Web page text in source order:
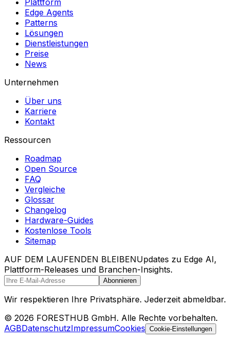
Plattform
Edge Agents
Patterns
Lösungen
Dienstleistungen
Preise
News
Unternehmen
Über uns
Karriere
Kontakt
Ressourcen
Roadmap
Open Source
FAQ
Vergleiche
Glossar
Changelog
Hardware-Guides
Kostenlose Tools
Sitemap
AUF DEM LAUFENDEN BLEIBENUpdates zu Edge AI,
Plattform-Releases und Branchen-Insights.
Abonnieren
Wir respektieren Ihre Privatsphäre. Jederzeit abmeldbar.
© 2026 FORESTHUB GmbH. Alle Rechte vorbehalten.
AGBDatenschutzImpressumCookies Cookie-Einstellungen